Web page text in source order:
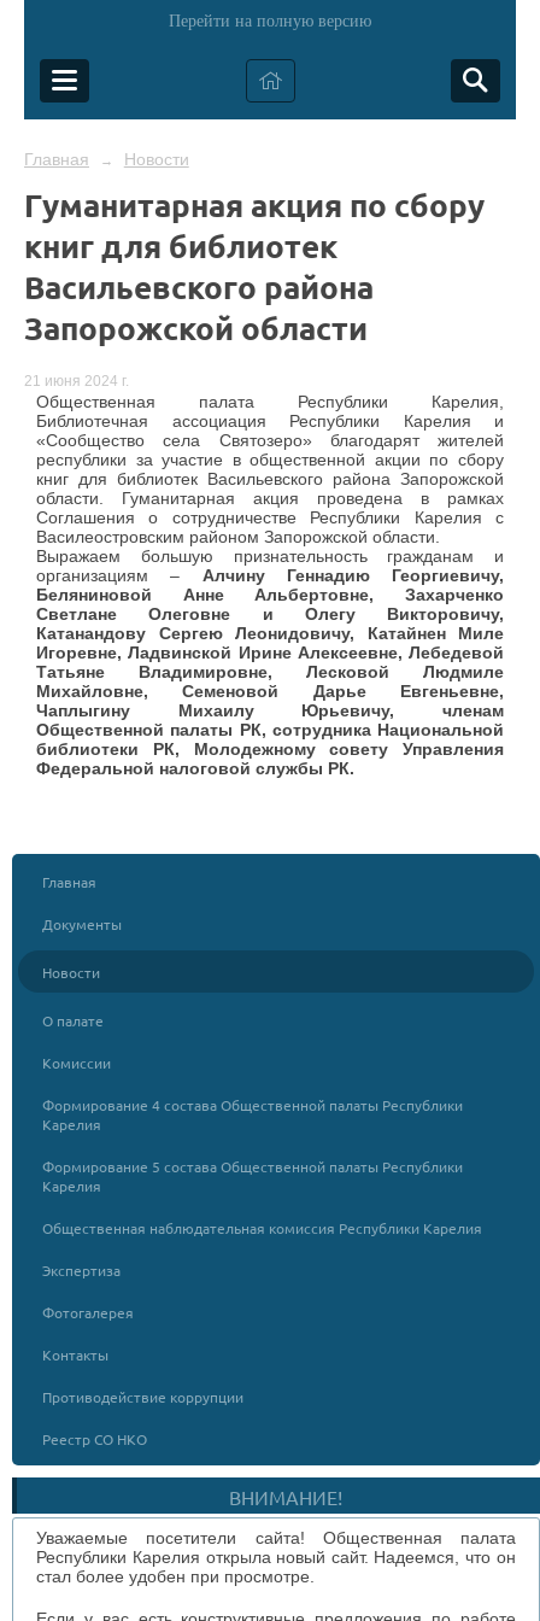
Перейти на полную версию
Главная → Новости
Гуманитарная акция по сбору
книг для библиотек
Васильевского района
Запорожской области
21 июня 2024 г.
Общественная палата Республики Карелия,
Библиотечная ассоциация Республики Карелия и
«Сообщество села Святозеро» благодарят жителей
республики за участие в общественной акции по сбору
книг для библиотек Васильевского района Запорожской
области. Гуманитарная акция проведена в рамках
Соглашения о сотрудничестве Республики Карелия с
Василеостровским районом Запорожской области.
Выражаем большую признательность гражданам и
организациям – Алчину Геннадию Георгиевичу,
Беляниновой Анне Альбертовне, Захарченко
Светлане Олеговне и Олегу Викторовичу,
Катанандову Сергею Леонидовичу, Катайнен Миле
Игоревне, Ладвинской Ирине Алексеевне, Лебедевой
Татьяне Владимировне, Лесковой Людмиле
Михайловне, Семеновой Дарье Евгеньевне,
Чаплыгину Михаилу Юрьевичу, членам
Общественной палаты РК, сотрудника Национальной
библиотеки РК, Молодежному совету Управления
Федеральной налоговой службы РК.
Главная
Документы
Новости
О палате
Комиссии
Формирование 4 состава Общественной палаты Республики
Карелия
Формирование 5 состава Общественной палаты Республики
Карелия
Общественная наблюдательная комиссия Республики Карелия
Экспертиза
Фотогалерея
Контакты
Противодействие коррупции
Реестр СО НКО
ВНИМАНИЕ!
Уважаемые посетители сайта! Общественная палата
Республики Карелия открыла новый сайт. Надеемся, что он
стал более удобен при просмотре.